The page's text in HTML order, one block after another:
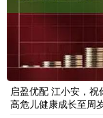
启盈优配 江小安，
高危儿健康成长至周